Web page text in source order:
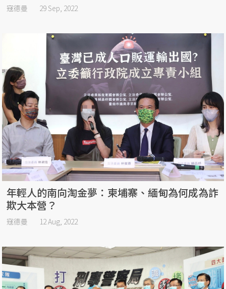
寇德曼 29 Sep, 2022
年輕人的南向淘金夢：柬埔寨、緬甸為何成為詐
欺大本營？
寇德曼 12 Aug, 2022